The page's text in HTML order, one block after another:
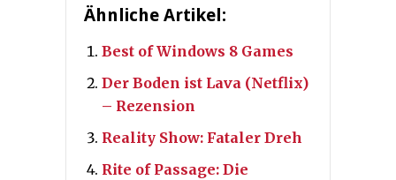
Ähnliche Artikel:
Best of Windows 8 Games
Der Boden ist Lava (Netflix)
– Rezension
Reality Show: Fataler Dreh
Rite of Passage: Die